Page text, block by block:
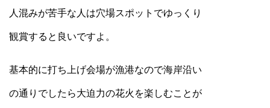
人混みが苦手な人は穴場スポットでゆっくり
観賞すると良いですよ。
基本的に打ち上げ会場が漁港なので海岸沿い
の通りでしたら大迫力の花火を楽しむことが